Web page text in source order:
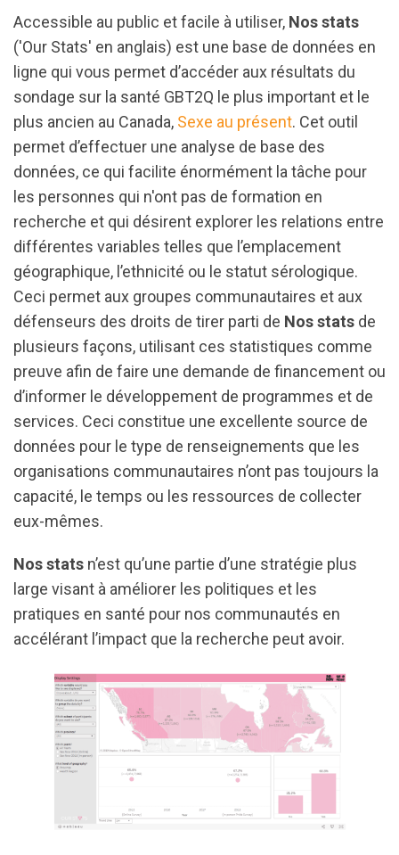
Accessible au public et facile à utiliser, Nos stats
('Our Stats' en anglais) est une base de données en
ligne qui vous permet d’accéder aux résultats du
sondage sur la santé GBT2Q le plus important et le
plus ancien au Canada, Sexe au présent. Cet outil
permet d’effectuer une analyse de base des
données, ce qui facilite énormément la tâche pour
les personnes qui n'ont pas de formation en
recherche et qui désirent explorer les relations entre
différentes variables telles que l’emplacement
géographique, l’ethnicité ou le statut sérologique.
Ceci permet aux groupes communautaires et aux
défenseurs des droits de tirer parti de Nos stats de
plusieurs façons, utilisant ces statistiques comme
preuve afin de faire une demande de financement ou
d’informer le développement de programmes et de
services. Ceci constitue une excellente source de
données pour le type de renseignements que les
organisations communautaires n’ont pas toujours la
capacité, le temps ou les ressources de collecter
eux-mêmes.
Nos stats n’est qu’une partie d’une stratégie plus
large visant à améliorer les politiques et les
pratiques en santé pour nos communautés en
accélérant l’impact que la recherche peut avoir.